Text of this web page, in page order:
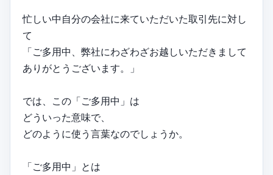
忙しい中自分の会社に来ていただいた取引先に対し
て
「ご多用中、弊社にわざわざお越しいただきまして
ありがとうございます。」
では、この「ご多用中」は
どういった意味で、
どのように使う言葉なのでしょうか。
「ご多用中」とは